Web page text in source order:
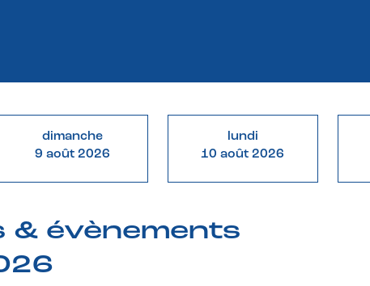
dimanche
9 août 2026
lundi
10 août 2026
& évènements